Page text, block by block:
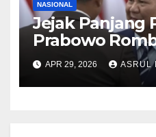
NASIONAL
Jejak Panjang
Prabowo
Ganti Mendikti
sampai Geser
Lingkungan
APR 29, 2026 ASRUL